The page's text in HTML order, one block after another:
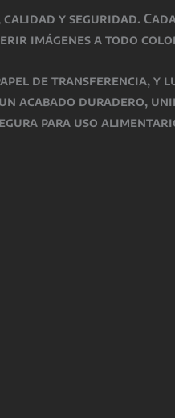
calidad y seguridad.
imágenes a todo
de transferencia, y
acabado duradero,
para uso